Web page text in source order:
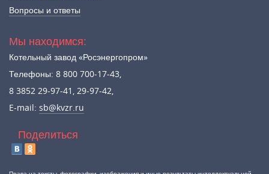
Вопросы и ответы
Мы находимся:
Котельный завод «Росэнергопром»
Телефоны: 8 800 700-17-43,
8 3852 29-97-41, 29-97-42,
E-mail: sb@kvzr.ru
Поделиться